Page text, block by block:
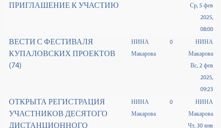
ПРИГЛАШЕНИЕ К УЧАСТИЮ
Ср, 5 фев
2025,
08:00
ВЕСТИ С ФЕСТИВАЛЯ
КУПАЛОВСКИХ ПРОЕКТОВ
(74)
НИНА
Макарова
0
НИНА
Макарова
Вс, 2 фев
2025,
09:23
ОТКРЫТА РЕГИСТРАЦИЯ
УЧАСТНИКОВ ДЕСЯТОГО
ДИСТАНЦИОННОГО
НИНА
Макарова
0
НИНА
Макарова
Чт, 30 янв